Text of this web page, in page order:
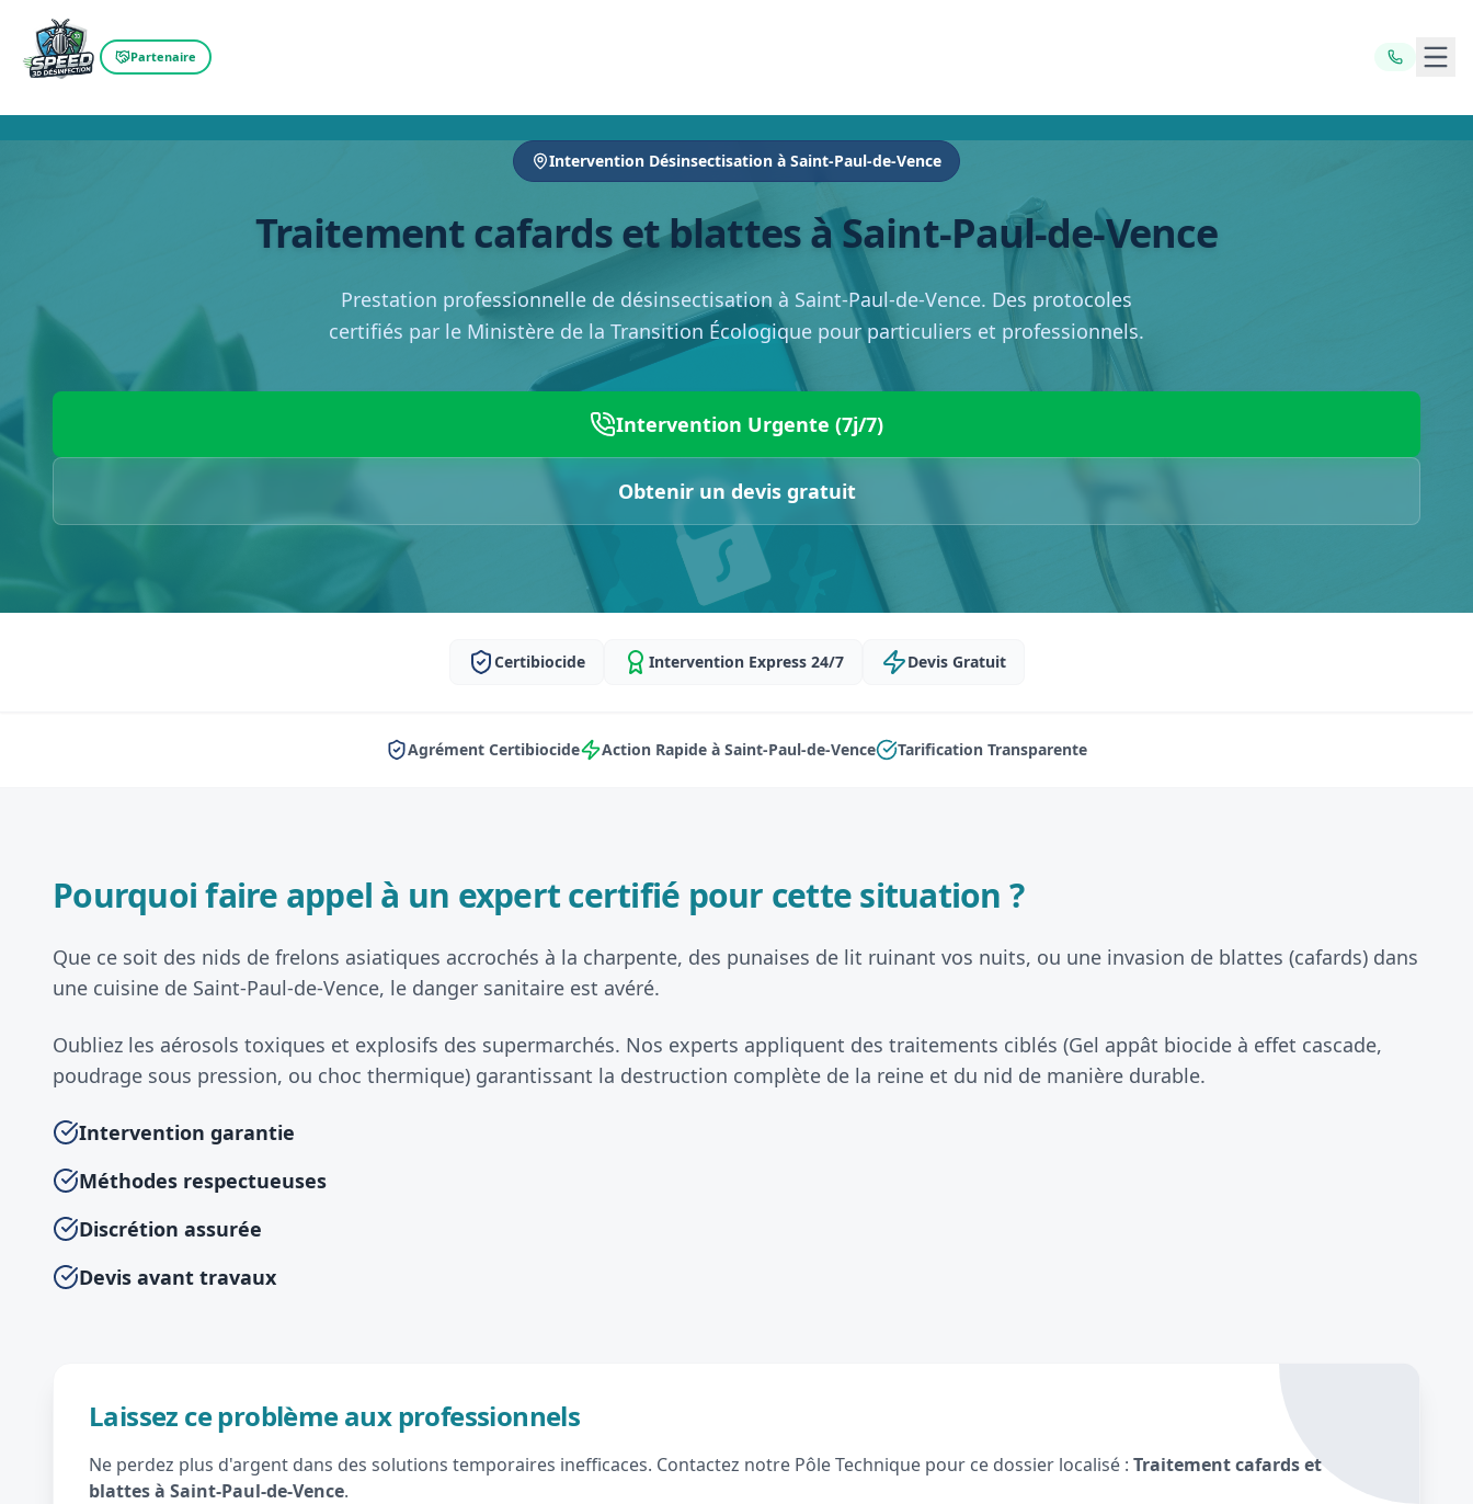
Partenaire
Intervention Désinsectisation à Saint-Paul-de-Vence
Traitement cafards et blattes à Saint-Paul-de-Vence
Prestation professionnelle de désinsectisation à Saint-Paul-de-Vence. Des protocoles
certifiés par le Ministère de la Transition Écologique pour particuliers et professionnels.
Intervention Urgente (7j/7)
Obtenir un devis gratuit
Certibiocide Intervention Express 24/7 Devis Gratuit
Agrément Certibiocide Action Rapide à Saint-Paul-de-Vence Tarification Transparente
Pourquoi faire appel à un expert certifié pour cette situation ?
Que ce soit des nids de frelons asiatiques accrochés à la charpente, des punaises de lit ruinant vos nuits, ou une invasion de blattes (cafards) dans
une cuisine de Saint-Paul-de-Vence, le danger sanitaire est avéré.
Oubliez les aérosols toxiques et explosifs des supermarchés. Nos experts appliquent des traitements ciblés (Gel appât biocide à effet cascade,
poudrage sous pression, ou choc thermique) garantissant la destruction complète de la reine et du nid de manière durable.
Intervention garantie
Méthodes respectueuses
Discrétion assurée
Devis avant travaux
Laissez ce problème aux professionnels
Ne perdez plus d'argent dans des solutions temporaires inefficaces. Contactez notre Pôle Technique pour ce dossier localisé : Traitement cafards et
blattes à Saint-Paul-de-Vence.